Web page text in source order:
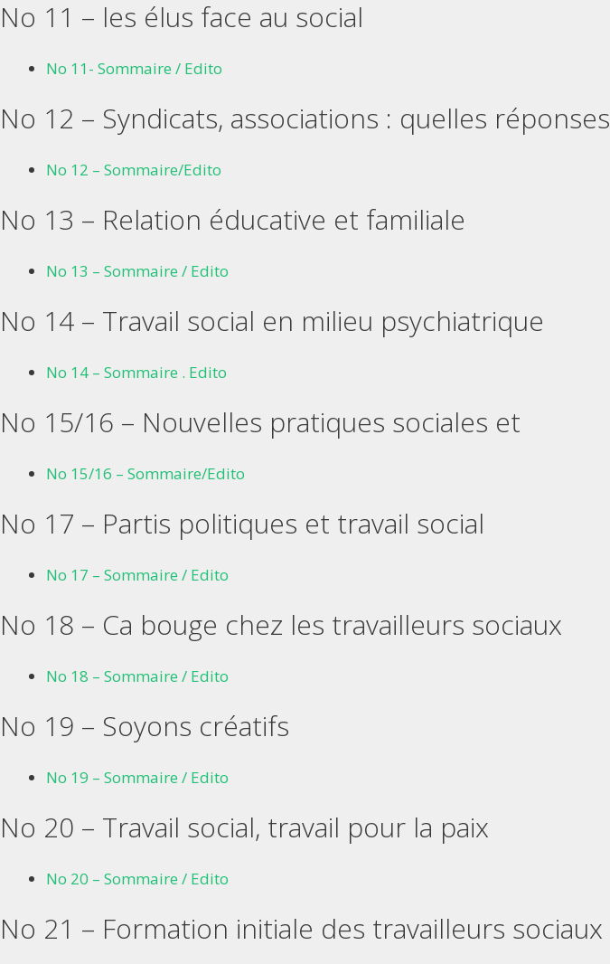
No 11 – les élus face au social
No 11- Sommaire / Edito
No 12 – Syndicats, associations : quelles réponses
No 12 – Sommaire/Edito
No 13 – Relation éducative et familiale
No 13 – Sommaire / Edito
No 14 – Travail social en milieu psychiatrique
No 14 – Sommaire . Edito
No 15/16 – Nouvelles pratiques sociales et
No 15/16 – Sommaire/Edito
No 17 – Partis politiques et travail social
No 17 – Sommaire / Edito
No 18 – Ca bouge chez les travailleurs sociaux
No 18 – Sommaire / Edito
No 19 – Soyons créatifs
No 19 – Sommaire / Edito
No 20 – Travail social, travail pour la paix
No 20 – Sommaire / Edito
No 21 – Formation initiale des travailleurs sociaux